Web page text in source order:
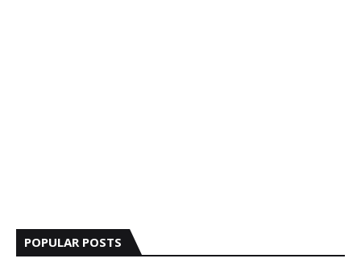
POPULAR POSTS